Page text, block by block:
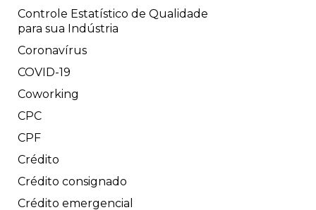
Controle Estatístico de Qualidade
para sua Indústria
Coronavírus
COVID-19
Coworking
CPC
CPF
Crédito
Crédito consignado
Crédito emergencial